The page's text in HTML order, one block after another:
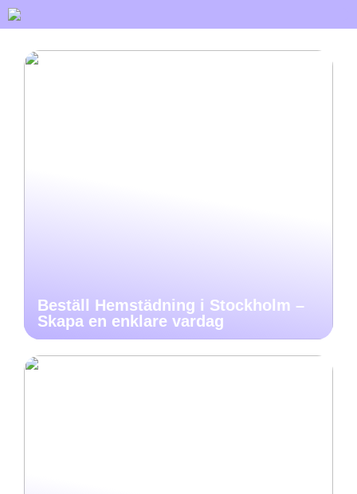
Beställ Hemstädning i Stockholm –
Skapa en enklare vardag